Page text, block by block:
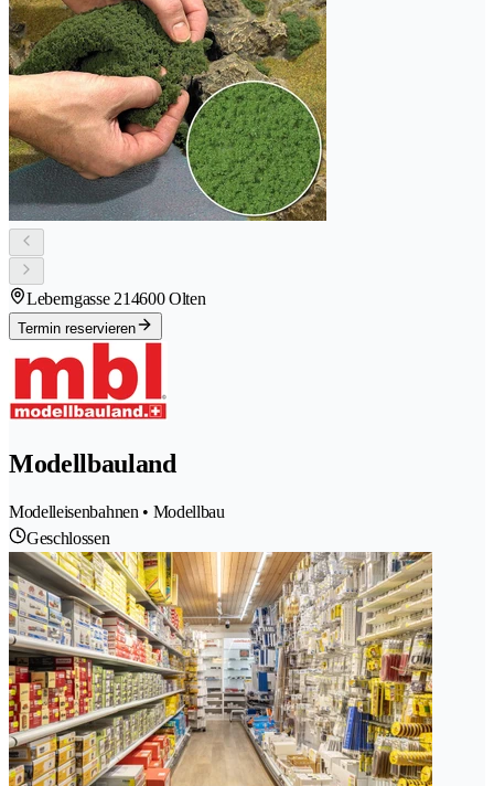
Leberngasse 214600 Olten
Termin reservieren
Modellbauland
Modelleisenbahnen • Modellbau
Geschlossen